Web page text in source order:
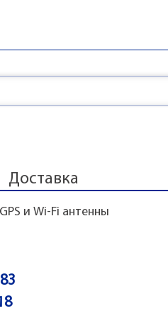
Доставка
и Wi-Fi антенны